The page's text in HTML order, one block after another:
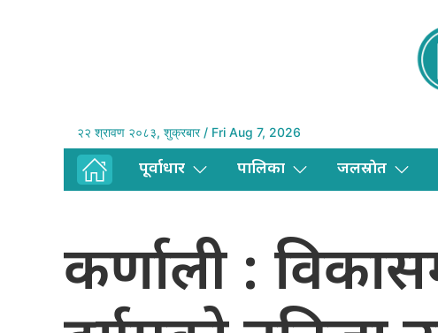
२२ श्रावण २०८३, शुक्रबार / Fri Aug 7, 2026
पूर्वाधार पालिका जलस्राेत
कर्णाली :